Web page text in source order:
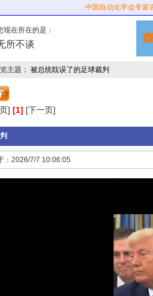
中国自动化学会专家
现在所在的是：
所不谈
主题： 被总统耽误了的足球裁判
] [1] [下一页]
：2026/7/7 10:06:05